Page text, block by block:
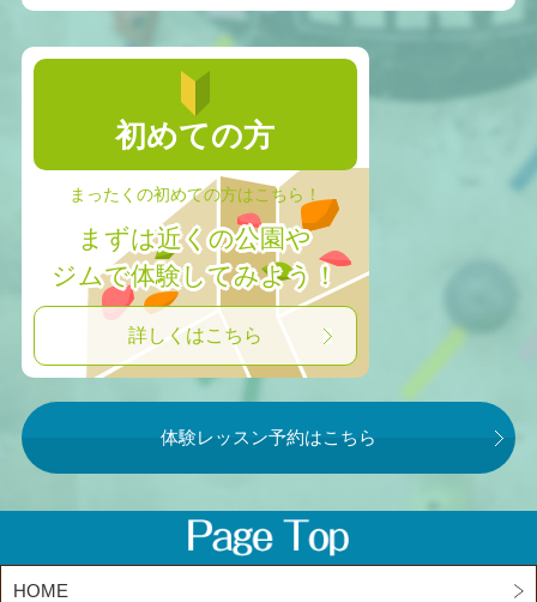
初めての方
まったくの初めての方はこちら！
まずは近くの公園や
ジムで体験してみよう！
詳しくはこちら
体験レッスン予約はこちら
HOME